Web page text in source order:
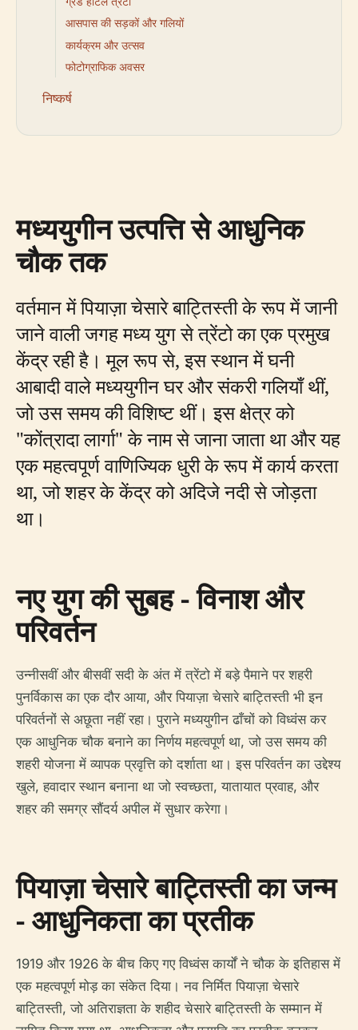
आसपास की सड़कों और गलियों
कार्यक्रम और उत्सव
फोटोग्राफिक अवसर
निष्कर्ष
मध्ययुगीन उत्पत्ति से आधुनिक
चौक तक
वर्तमान में पियाज़ा चेसारे बाट्तिस्ती के रूप में जानी
जाने वाली जगह मध्य युग से त्रेंटो का एक प्रमुख
केंद्र रही है। मूल रूप से, इस स्थान में घनी
आबादी वाले मध्ययुगीन घर और संकरी गलियाँ थीं,
जो उस समय की विशिष्ट थीं। इस क्षेत्र को
"कोंत्रादा लार्गा" के नाम से जाना जाता था और यह
एक महत्वपूर्ण वाणिज्यिक धुरी के रूप में कार्य करता
था, जो शहर के केंद्र को अदिजे नदी से जोड़ता
था।
नए युग की सुबह - विनाश और
परिवर्तन
उन्नीसवीं और बीसवीं सदी के अंत में त्रेंटो में बड़े पैमाने पर शहरी
पुनर्विकास का एक दौर आया, और पियाज़ा चेसारे बाट्तिस्ती भी इन
परिवर्तनों से अछूता नहीं रहा। पुराने मध्ययुगीन ढाँचों को विध्वंस कर
एक आधुनिक चौक बनाने का निर्णय महत्वपूर्ण था, जो उस समय की
शहरी योजना में व्यापक प्रवृत्ति को दर्शाता था। इस परिवर्तन का उद्देश्य
खुले, हवादार स्थान बनाना था जो स्वच्छता, यातायात प्रवाह, और
शहर की समग्र सौंदर्य अपील में सुधार करेगा।
पियाज़ा चेसारे बाट्तिस्ती का जन्म
- आधुनिकता का प्रतीक
1919 और 1926 के बीच किए गए विध्वंस कार्यों ने चौक के इतिहास में
एक महत्वपूर्ण मोड़ का संकेत दिया। नव निर्मित पियाज़ा चेसारे
बाट्तिस्ती, जो अतिराज्ञता के शहीद चेसारे बाट्तिस्ती के सम्मान में